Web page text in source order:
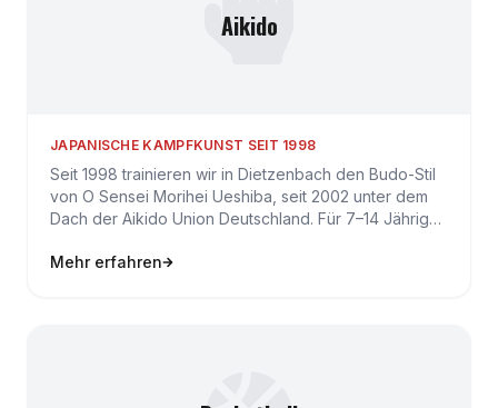
Aikido
JAPANISCHE KAMPFKUNST SEIT 1998
Seit 1998 trainieren wir in Dietzenbach den Budo-Stil
von O Sensei Morihei Ueshiba, seit 2002 unter dem
Dach der Aikido Union Deutschland. Für 7–14 Jährige
Mehr erfahren